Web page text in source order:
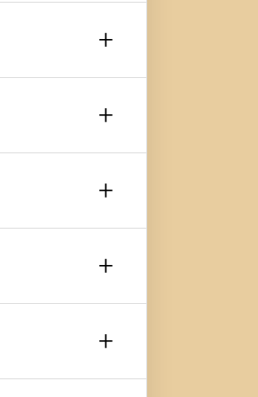
+
+
+
+
+